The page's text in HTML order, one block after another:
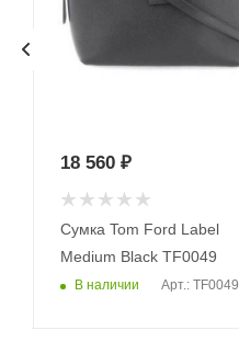
Сумка Tom Ford Label
Medium Black TF0049
В наличии Арт.: TF0049
18 560₽